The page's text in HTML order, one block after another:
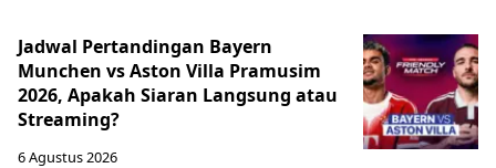
Jadwal Pertandingan Bayern
Munchen vs Aston Villa Pramusim
2026, Apakah Siaran Langsung atau
Streaming?
6 Agustus 2026